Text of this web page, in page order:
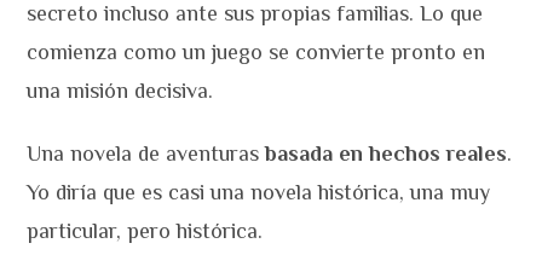
secreto incluso ante sus propias familias. Lo que
comienza como un juego se convierte pronto en
una misión decisiva.
Una novela de aventurasbasada en hechos reales.
Yo diría que es casi una novela histórica, una muy
particular, pero histórica.